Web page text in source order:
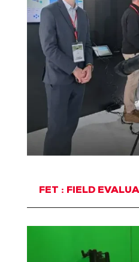
FET : FIELD